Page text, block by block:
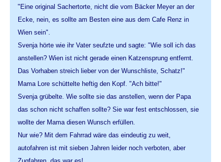
"Eine original Sachertorte, nicht die vom Bäcker Meyer an der
Ecke, nein, es sollte am Besten eine aus dem Cafe Renz in
Wien sein".
Svenja hörte wie ihr Vater seufzte und sagte: "Wie soll ich das
anstellen? Wien ist nicht gerade einen Katzensprung entfernt.
Das Vorhaben streich lieber von der Wunschliste, Schatz!"
Mama Lore schüttelte heftig den Kopf. "Ach bitte!"
Svenja grübelte. Wie sollte sie das anstellen, wenn der Papa
das schon nicht schaffen sollte? Sie war fest entschlossen, sie
wollte der Mama diesen Wunsch erfüllen.
Nur wie? Mit dem Fahrrad wäre das eindeutig zu weit,
autofahren ist mit sieben Jahren leider noch verboten, aber